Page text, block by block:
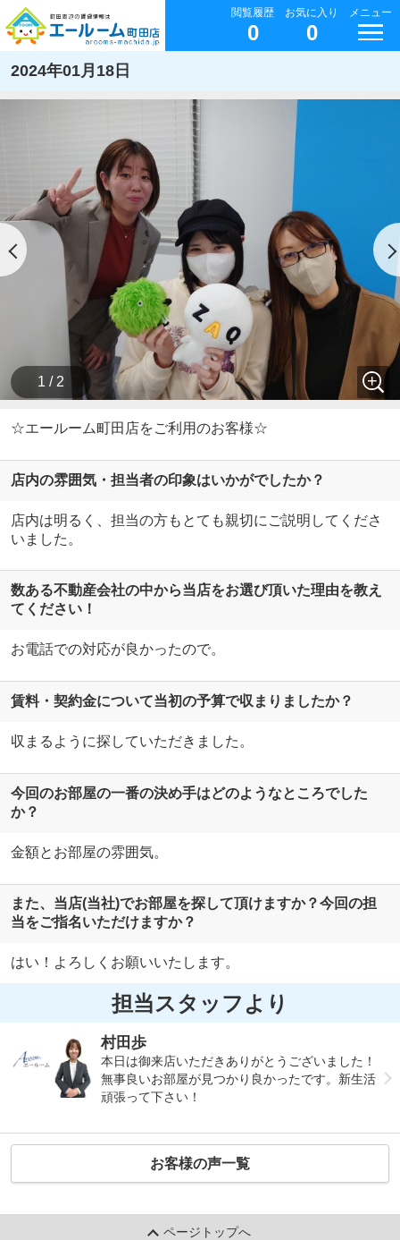
閲覧履歴
0
お気に入り
0
メニュー
2024年01月18日
1 / 2
☆エールーム町田店をご利用のお客様☆
店内の雰囲気・担当者の印象はいかがでしたか？
店内は明るく、担当の方もとても親切にご説明してくださ
いました。
数ある不動産会社の中から当店をお選び頂いた理由を教え
てください！
お電話での対応が良かったので。
賃料・契約金について当初の予算で収まりましたか？
収まるように探していただきました。
今回のお部屋の一番の決め手はどのようなところでした
か？
金額とお部屋の雰囲気。
また、当店(当社)でお部屋を探して頂けますか？今回の担
当をご指名いただけますか？
はい！よろしくお願いいたします。
担当スタッフより
村田歩
本日は御来店いただきありがとうございました！
無事良いお部屋が見つかり良かったです。新生活
頑張って下さい！
お客様の声一覧
ページトップへ